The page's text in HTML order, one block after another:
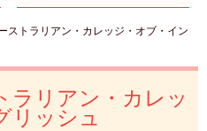
ストラリアン・カレッジ・オブ・イン
ラリアン・カレッ
リッシュ